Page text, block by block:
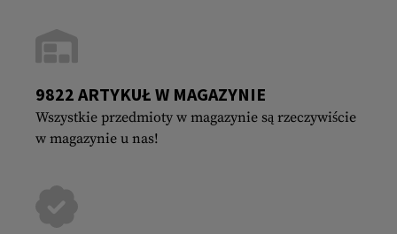
9822 ARTYKUŁ W MAGAZYNIE
Wszystkie przedmioty w magazynie są rzeczywiście
w magazynie u nas!